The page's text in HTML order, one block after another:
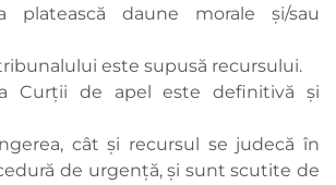
platească daune morale și/sau
este supusă recursului.
de apel este definitivă și
cât și recursul se judecă în
de urgență, și sunt scutite de